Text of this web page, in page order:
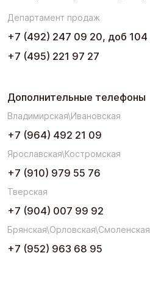
Департамент продаж
+7 (492) 247 09 20, доб 104
+7 (495) 221 97 27
Дополнительные телефоны
Владимирская\Ивановская
+7 (964) 492 21 09
Ярославская\Костромская
+7 (910) 979 55 76
Тверская
+7 (904) 007 99 92
Брянская\Орловская\Смоленская
+7 (952) 963 68 95